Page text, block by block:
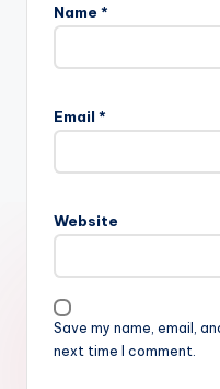
Name *
Email *
Website
Save my name, email,
next time I comment.